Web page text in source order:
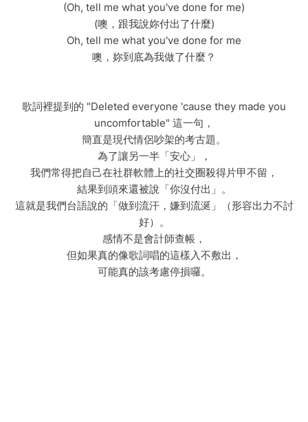
(Oh, tell me what you've done for me)
(噢，跟我說妳付出了什麼)
Oh, tell me what you've done for me
噢，妳到底為我做了什麼？
歌詞裡提到的 "Deleted everyone 'cause they made you
uncomfortable" 這一句，
簡直是現代情侶吵架的考古題。
為了讓另一半「安心」，
我們常得把自己在社群軟體上的社交圈殺得片甲不留，
結果到頭來還被說「你沒付出」。
這就是我們台語說的「做到流汗，嫌到流涎」（形容出力不討
好）。
感情不是會計師查帳，
但如果真的像歌詞唱的這樣入不敷出，
可能真的該考慮停損囉。